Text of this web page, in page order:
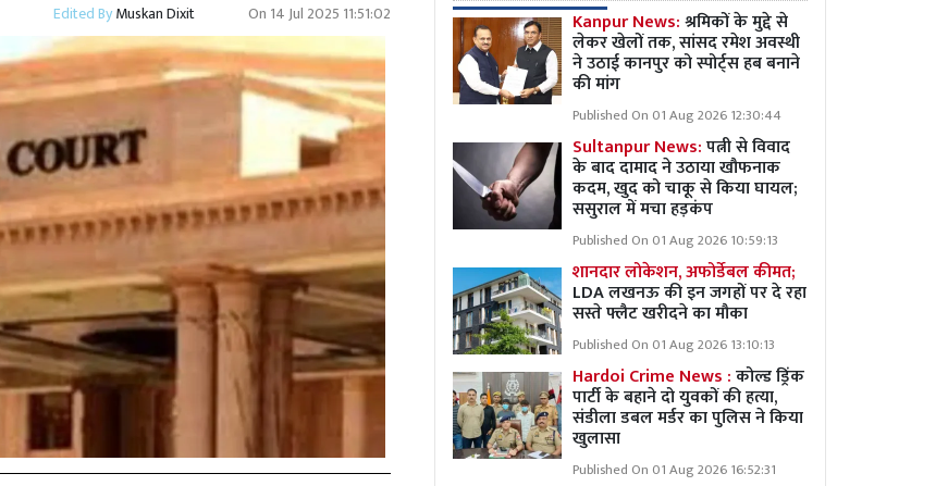
Edited ByMuskan Dixit On 14 Jul 2025 11:51:02 Kanpur News:श्रमिकों के मुद्दे से
लेकर खेलों तक, सांसद रमेश अवस्थी
ने उठाई कानपुर को स्पोर्ट्स हब बनाने
की मांग
Published On 01 Aug 2026 12:30:44
Sultanpur News:पत्नी से विवाद
के बाद दामाद ने उठाया खौफनाक
कदम, खुद को चाकू से किया घायल;
ससुराल में मचा हड़कंप
Published On 01 Aug 2026 10:59:13
शानदार लोकेशन, अफोर्डेबल कीमत;
LDA लखनऊ की इन जगहों पर दे रहा
सस्ते फ्लैट खरीदने का मौका
Published On 01 Aug 2026 13:10:13
Hardoi Crime News :कोल्ड ड्रिंक
पार्टी के बहाने दो युवकों की हत्या,
संडीला डबल मर्डर का पुलिस ने किया
खुलासा
Published On 01 Aug 2026 16:52:31